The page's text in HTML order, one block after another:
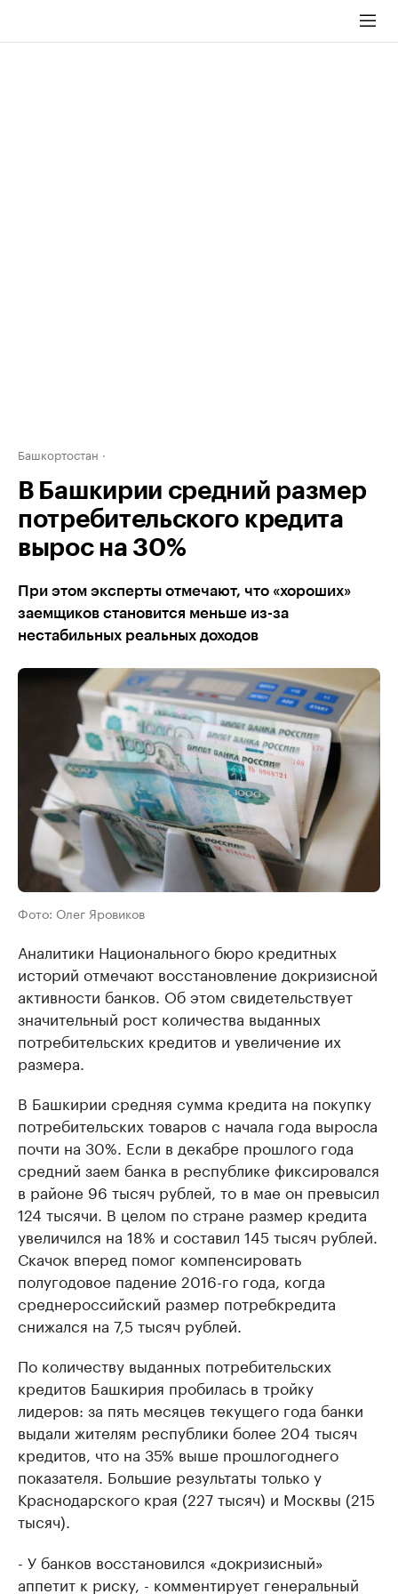
Башкортостан
В Башкирии средний размер
потребительского кредита
вырос на 30%
При этом эксперты отмечают, что «хороших»
заемщиков становится меньше из-за
нестабильных реальных доходов
Фото: Олег Яровиков
Аналитики Национального бюро кредитных
историй отмечают восстановление докризисной
активности банков. Об этом свидетельствует
значительный рост количества выданных
потребительских кредитов и увеличение их
размера.
В Башкирии средняя сумма кредита на покупку
потребительских товаров с начала года выросла
почти на 30%. Если в декабре прошлого года
средний заем банка в республике фиксировался
в районе 96 тысяч рублей, то в мае он превысил
124 тысячи. В целом по стране размер кредита
увеличился на 18% и составил 145 тысяч рублей.
Скачок вперед помог компенсировать
полугодовое падение 2016-го года, когда
среднероссийский размер потребкредита
снижался на 7,5 тысяч рублей.
По количеству выданных потребительских
кредитов Башкирия пробилась в тройку
лидеров: за пять месяцев текущего года банки
выдали жителям республики более 204 тысяч
кредитов, что на 35% выше прошлогоднего
показателя. Большие результаты только у
Краснодарского края (227 тысяч) и Москвы (215
тысяч).
- У банков восстановился «докризисный»
аппетит к риску, - комментирует генеральный